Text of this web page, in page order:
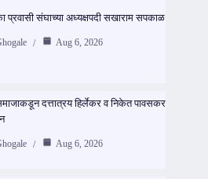
संघाच्या अध्यक्षपदी सखाराम सपकाळ
Aug 6, 2026
दत्तात्रय हिर्लेकर व निकेत पावसकर
Aug 6, 2026